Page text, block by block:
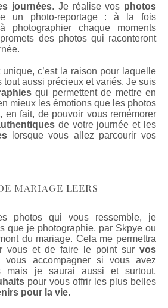
journées. Je réalise vos photos
un photo-reportage : à la fois
photographier chaque moments
des photos qui raconteront
c’est la raison pour laquelle
tout aussi précieux et variés. Je suis
qui permettent de mettre en
mieux les émotions que les photos
en fait, de pouvoir vous remémorer
de votre journée et les
lorsque vous allez parcourir vos
MARIAGE LEERS
photos qui vous ressemble, je
que je photographie, par Skpye ou
du mariage. Cela me permettra
vous et de faire le point sur vos
accompagner si vous avez
mais je saurai aussi et surtout,
pour vous offrir les plus belles
pour la vie.